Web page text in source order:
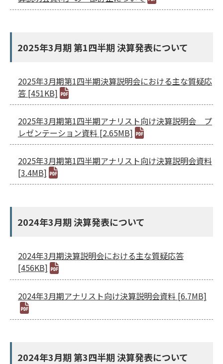
2025年3月期 第1四半期 決算発表について
2025年3月期第1四半期決算説明会における主な質疑応
答 [451KB]
2025年3月期第1四半期アナリスト向け決算説明会 プ
レゼンテーション資料 [2.65MB]
2025年3月期第1四半期アナリスト向け決算説明会資料
[3.4MB]
2024年3月期 決算発表について
2024年3月期決算説明会における主な質疑応答
[456KB]
2024年3月期アナリスト向け決算説明会資料 [6.7MB]
2024年3月期 第3四半期 決算発表について